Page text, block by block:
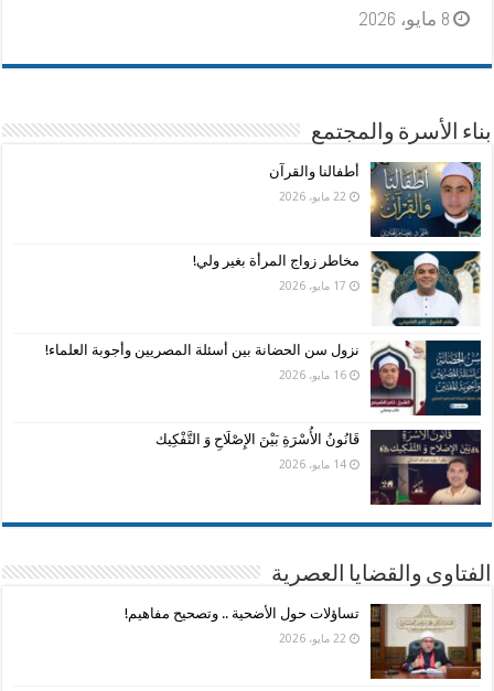
8 مايو، 2026
بناء الأسرة والمجتمع
أطفالنا والقرآن
22 مايو، 2026
مخاطر زواج المرأة بغير ولي!
17 مايو، 2026
نزول سن الحضانة بين أسئلة المصريين وأجوبة العلماء!
16 مايو، 2026
قَانُونُ الأُسْرَةِ بَيْنَ الإِصْلَاحِ وَ التَّفْكِيك
14 مايو، 2026
الفتاوى والقضايا العصرية
تساؤلات حول الأضحية .. وتصحيح مفاهيم!
22 مايو، 2026